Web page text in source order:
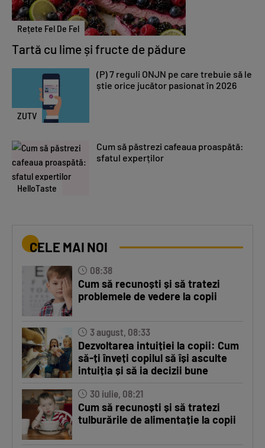
Rețete Fel De Fel
Tartă cu lime și fructe de pădure
ZUTV
(P) 7 reguli ONJN pe care trebuie să le
știe orice jucător pasionat în 2026
HelloTaste
Cum să păstrezi cafeaua proaspătă:
sfatul experților
CELE MAI NOI
08:38
Cum să recunoști și să tratezi
problemele de vedere la copii
3 august, 08:33
Dezvoltarea intuiției la copii: Cum
să-ți înveți copilul să își asculte
intuiția și să ia decizii bune
30 iulie, 08:21
Cum să recunoști și să tratezi
tulburările de alimentație la copii